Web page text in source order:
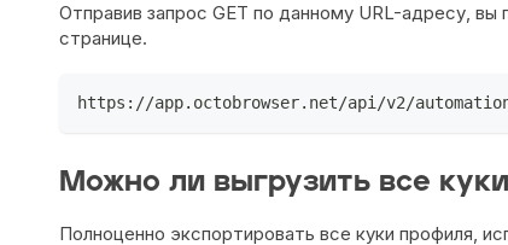
Отправив запрос GET по данному URL-адресу, вы
странице.
https://app.octobrowser.net/api/v2/
Можно ли выгрузить все
Полноценно экспортировать все куки профиля,